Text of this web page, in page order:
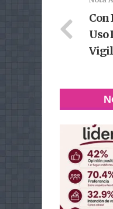
Con
Uso